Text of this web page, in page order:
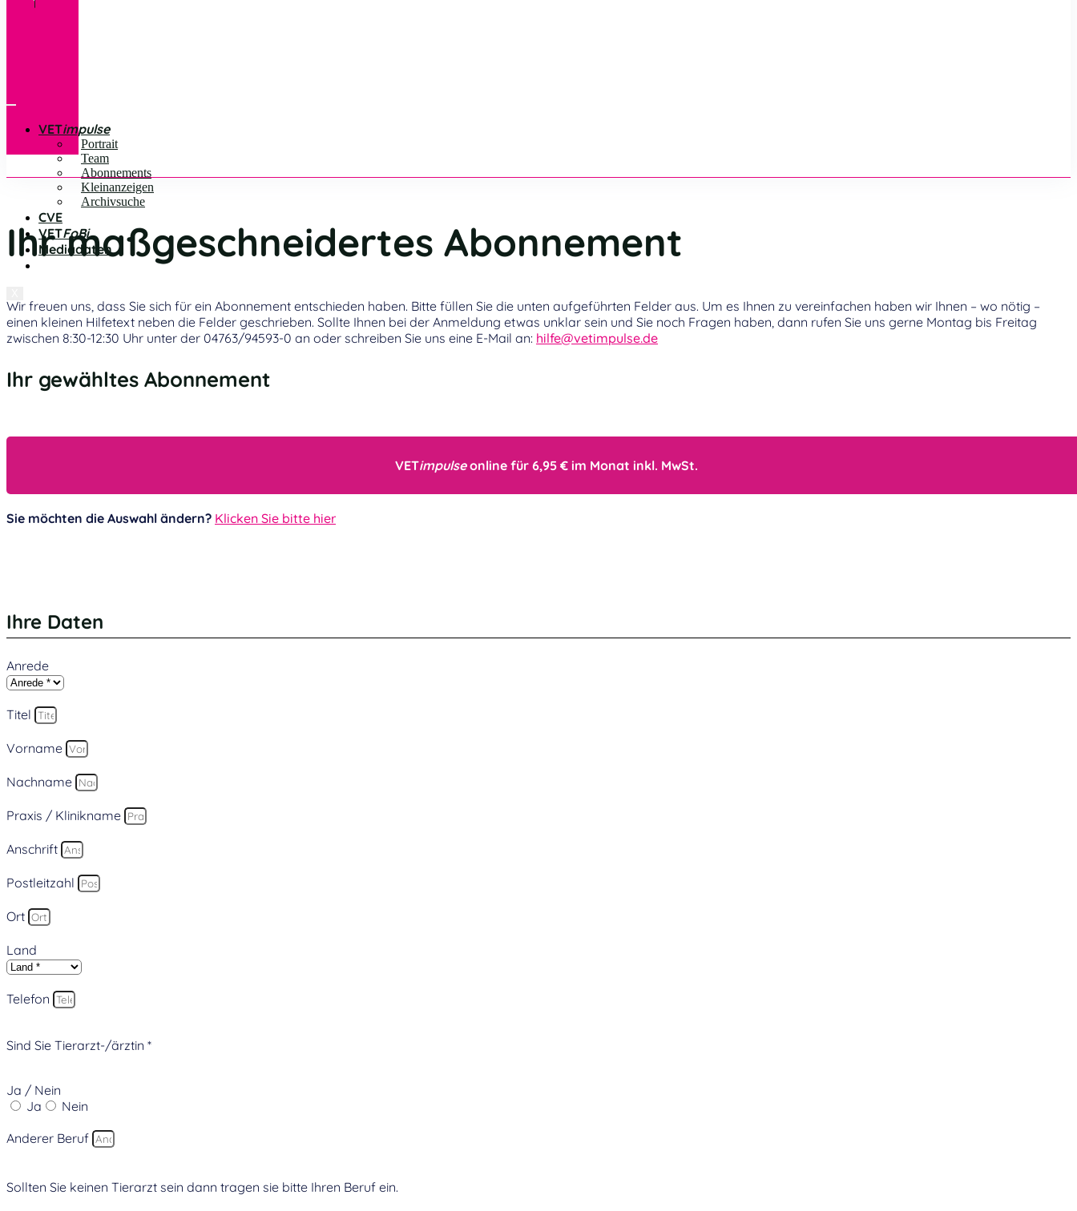
VETimpulse
Portrait
Team
Abonnements
Kleinanzeigen
Archivsuche
CVE
VETFoBi
Mediadaten
Ihr maßgeschneidertes Abonnement
Wir freuen uns, dass Sie sich für ein Abonnement entschieden haben. Bitte füllen Sie die unten aufgeführten Felder aus. Um es Ihnen zu vereinfachen haben wir Ihnen – wo nötig –
einen kleinen Hilfetext neben die Felder geschrieben. Sollte Ihnen bei der Anmeldung etwas unklar sein und Sie noch Fragen haben, dann rufen Sie uns gerne Montag bis Freitag
zwischen 8:30-12:30 Uhr unter der 04763/94593-0 an oder schreiben Sie uns eine E-Mail an: hilfe@vetimpulse.de
Ihr gewähltes Abonnement
VETimpulseonline für 6,95 € im Monat inkl. MwSt.
Sie möchten die Auswahl ändern? Klicken Sie bitte hier
Ihre Daten
Anrede
Titel
Vorname
Nachname
Praxis / Klinikname
Anschrift
Postleitzahl
Ort
Land
Telefon
Sind Sie Tierarzt-/ärztin *
Ja / Nein
Ja
Nein
Anderer Beruf
Sollten Sie keinen Tierarzt sein dann tragen sie bitte Ihren Beruf ein.